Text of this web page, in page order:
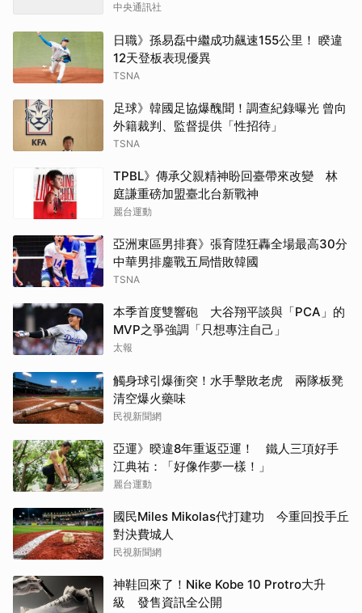
中央通訊社
日職》孫易磊中繼成功飆速155公里！ 睽違
12天登板表現優異
TSNA
足球》韓國足協爆醜聞！調查紀錄曝光 曾向
外籍裁判、監督提供「性招待」
TSNA
TPBL》傳承父親精神盼回臺帶來改變 林
庭謙重磅加盟臺北台新戰神
麗台運動
亞洲東區男排賽》張育陞狂轟全場最高30分
中華男排鏖戰五局惜敗韓國
TSNA
本季首度雙響砲 大谷翔平談與「PCA」的
MVP之爭強調「只想專注自己」
太報
觸身球引爆衝突！水手擊敗老虎 兩隊板凳
清空爆火藥味
民視新聞網
亞運》暌違8年重返亞運！ 鐵人三項好手
江典祐：「好像作夢一樣！」
麗台運動
國民Miles Mikolas代打建功 今重回投手丘
對決費城人
民視新聞網
神鞋回來了！Nike Kobe 10 Protro大升
級 發售資訊全公開